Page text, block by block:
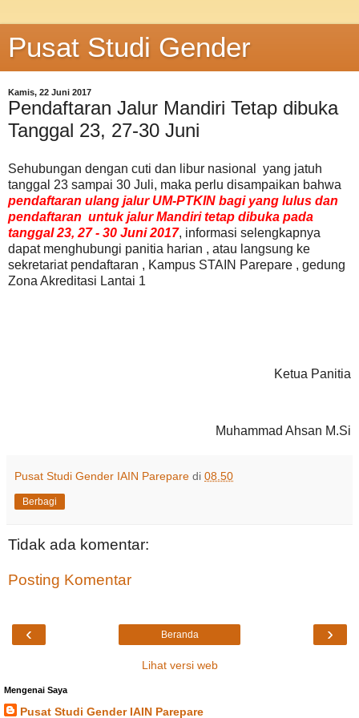
Pusat Studi Gender
Kamis, 22 Juni 2017
Pendaftaran Jalur Mandiri Tetap dibuka
Tanggal 23, 27-30 Juni
Sehubungan dengan cuti dan libur nasional yang jatuh
tanggal 23 sampai 30 Juli, maka perlu disampaikan bahwa
pendaftaran ulang jalur UM-PTKIN bagi yang lulus dan
pendaftaran untuk jalur Mandiri tetap dibuka pada
tanggal 23, 27 - 30 Juni 2017, informasi selengkapnya
dapat menghubungi panitia harian , atau langsung ke
sekretariat pendaftaran , Kampus STAIN Parepare , gedung
Zona Akreditasi Lantai 1
Ketua Panitia
Muhammad Ahsan M.Si
Pusat Studi Gender IAIN Parepare di 08.50
Berbagi
Tidak ada komentar:
Posting Komentar
‹ ›
Beranda
Lihat versi web
Mengenai Saya
Pusat Studi Gender IAIN Parepare